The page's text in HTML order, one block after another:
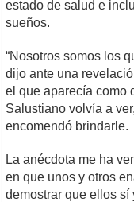
estado de salud e
sueños.
“Nosotros somos los
dijo ante una
el que aparecía como
Salustiano volvía a
encomendó brindarle.
La anécdota me ha
en que unos y otros
demostrar que ellos sí